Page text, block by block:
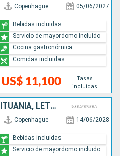
Copenhague 05/06/2027
US$ 11,100
Tasas
incluidas
Bebidas incluidas
Servicio de mayordomo incluido
Cocina gastronómica
Comidas incluidas
DINAMARCA, POLONIA, LITUANIA, LETONIA, ESTONIA, FINLANDIA, SUECIA
Copenhague 14/06/2028
Bebidas incluidas
Servicio de mayordomo incluido